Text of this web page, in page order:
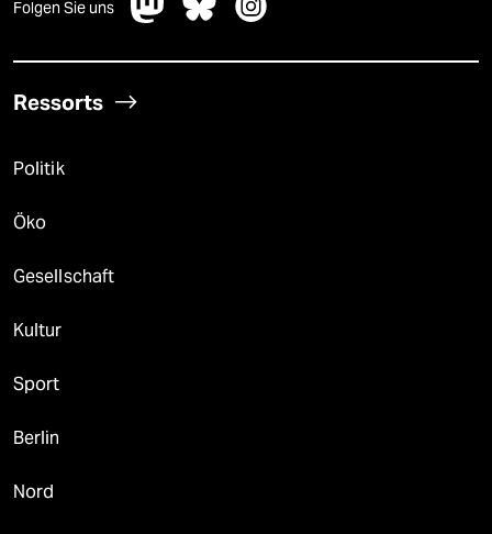
Folgen Sie uns
Ressorts
Politik
Öko
Gesellschaft
Kultur
Sport
Berlin
Nord